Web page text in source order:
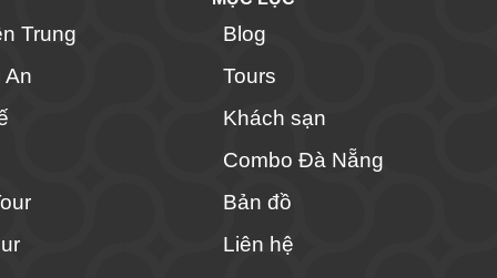
Trung
An
Blog
Tours
Khách sạn
Combo Đà Nẵng
Bản đồ
Liên hệ